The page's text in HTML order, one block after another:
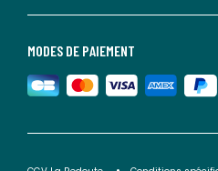
MODES DE PAIEMENT